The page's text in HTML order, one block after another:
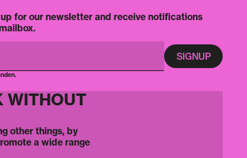
for our newsletter and receive notifications
WITHOUT
other things, by
a wide range